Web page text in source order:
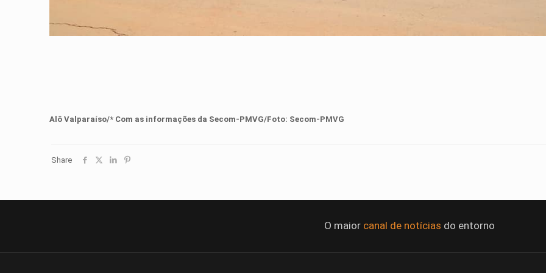
Alô Valparaíso/* Com as informações da Secom-PMVG/Foto: Secom-PMVG
Share
O maior canal de notícias do entorno